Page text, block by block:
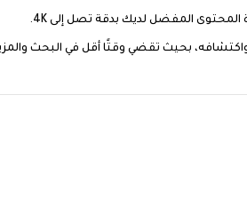
بحيث تقضي وقتًا أقل في البحث